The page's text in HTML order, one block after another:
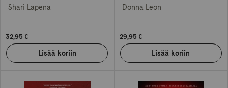
Shari Lapena
32,95 €
Donna Leon
29,95 €